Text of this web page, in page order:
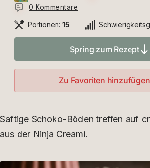
0 Kommentare
Portionen: 15
Spring zum Rezept
Zu Favoriten hinzufügen
Saftige Schoko-Böden treffen auf
aus der Ninja Creami.